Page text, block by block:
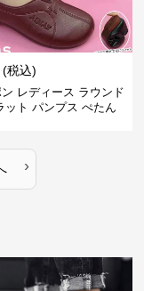
(税込)
レディース ラウンド
ット パンプス ぺたん
›